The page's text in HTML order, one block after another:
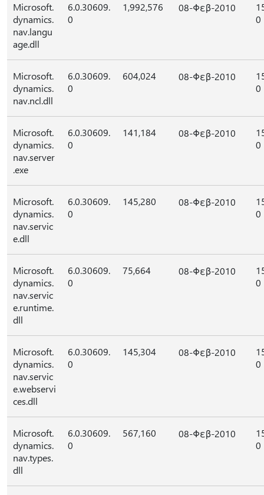
Microsoft.
dynamics.
nav.langu
age.dll
6.0.30609.
0
1,992,576 08-Φεβ-2010
0
Microsoft.
dynamics.
nav.ncl.dll
6.0.30609.
0
604,024 08-Φεβ-2010
0
Microsoft.
dynamics.
nav.server
.exe
6.0.30609.
0
141,184 08-Φεβ-2010
0
Microsoft.
dynamics.
nav.servic
e.dll
6.0.30609.
0
145,280 08-Φεβ-2010
0
Microsoft.
dynamics.
nav.servic
e.runtime.
dll
6.0.30609.
0
75,664 08-Φεβ-2010
0
Microsoft.
dynamics.
nav.servic
e.webservi
ces.dll
6.0.30609.
0
145,304 08-Φεβ-2010
0
Microsoft.
dynamics.
nav.types.
dll
6.0.30609.
0
567,160 08-Φεβ-2010
0